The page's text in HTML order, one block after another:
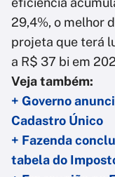
29,4%, o melhor
projeta que terá
a R$ 37 bi em
Veja também:
+ Governo
Cadastro Único
+ Fazenda
tabela do